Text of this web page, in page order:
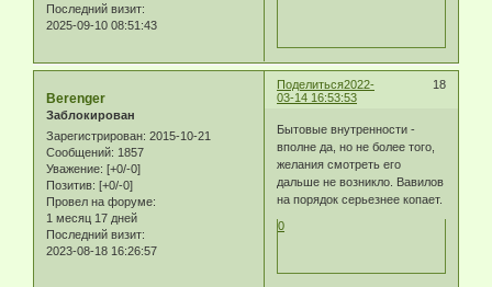
Последний визит:
2025-09-10 08:51:43
Поделиться 18
2022-
03-14 16:53:53
Berenger
Заблокирован
Зарегистрирован: 2015-10-21
Сообщений: 1857
Уважение: [+0/-0]
Позитив: [+0/-0]
Провел на форуме:
1 месяц 17 дней
Последний визит:
2023-08-18 16:26:57
Бытовые внутренности -
вполне да, но не более того,
желания смотреть его
дальше не возникло. Вавилов
на порядок серьезнее копает.
0